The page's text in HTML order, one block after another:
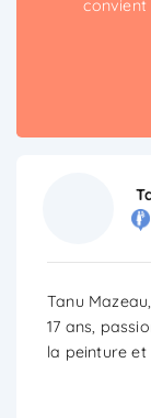
convient
Tanu
17 ans,
la peinture et